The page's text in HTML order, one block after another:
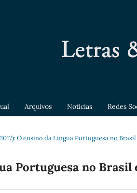
Arquivos Notícias Redes
O ensino da Língua Portuguesa no
Portuguesa no Brasil